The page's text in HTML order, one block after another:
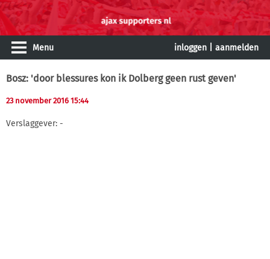
Menu inloggen aanmelden
Bosz: 'door blessures kon ik Dolberg geen rust geven'
23 november 2016 15:44
Verslaggever: -